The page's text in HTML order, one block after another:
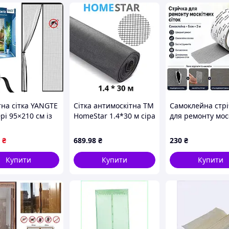
стане незамінною частиною вашого дому або
сітка YANGTE
95×210 см із
₴
Купити
Сітка антимоскітна ТМ
HomeStar 1.4*30 м сіра
689.98 ₴
Купити
Самоклейна
для ремонту
× 2 м, з
230 ₴
Купити